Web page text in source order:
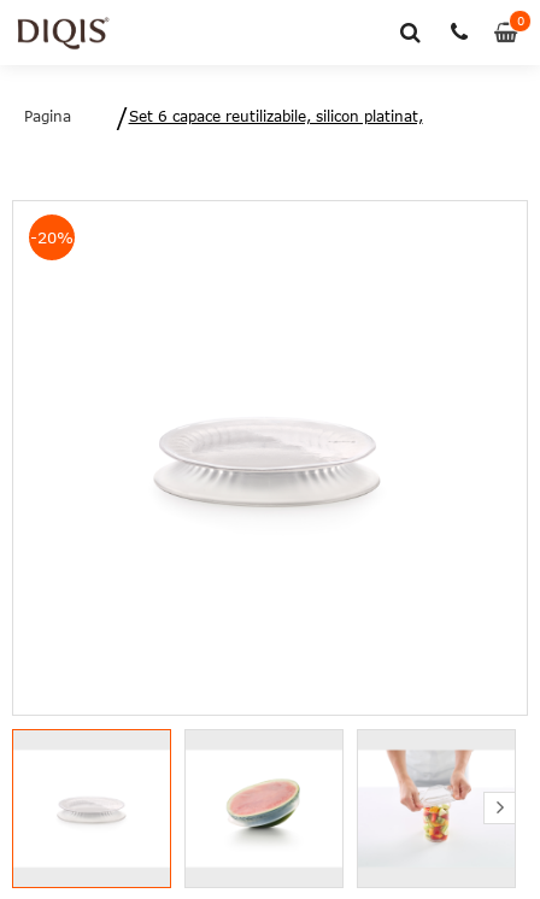
00
Pagina
Set 6 capace reutilizabile, silicon platinat,
-20%